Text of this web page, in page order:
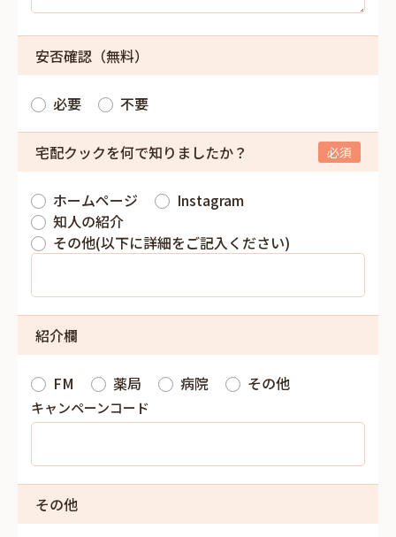
安否確認（無料）
必要 不要
宅配クックを何で知りましたか？
ホームページ
Instagram
知人の紹介
その他(以下に詳細をご記入ください)
紹介欄
FM 薬局 病院 その他
キャンペーンコード
その他